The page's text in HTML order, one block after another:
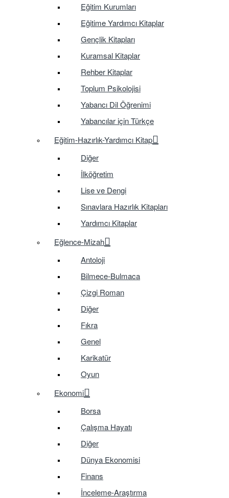
Eğitim Kurumları
Eğitime Yardımcı Kitaplar
Gençlik Kitapları
Kuramsal Kitaplar
Rehber Kitaplar
Toplum Psikolojisi
Yabancı Dil Öğrenimi
Yabancılar için Türkçe
Eğitim-Hazırlık-Yardımcı Kitap
Diğer
İlköğretim
Lise ve Dengi
Sınavlara Hazırlık Kitapları
Yardımcı Kitaplar
Eğlence-Mizah
Antoloji
Bilmece-Bulmaca
Çizgi Roman
Diğer
Fıkra
Genel
Karikatür
Oyun
Ekonomi
Borsa
Çalışma Hayatı
Diğer
Dünya Ekonomisi
Finans
İnceleme-Araştırma